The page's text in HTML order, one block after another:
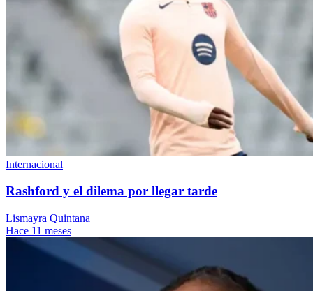
Internacional
Rashford y el dilema por llegar tarde
Lismayra Quintana
Hace 11 meses